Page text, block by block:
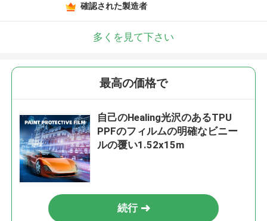
確認された製造者
多くを見て下さい
最高の価格で
自己のHealing光沢のあるTPU
PPFのフィルムの明確なビニー
ルの覆い1.52x15m
続行